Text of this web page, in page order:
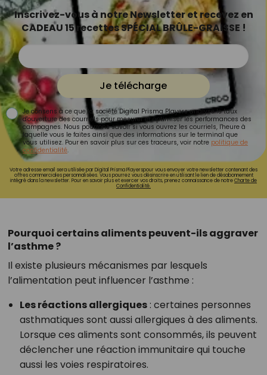
Inscrivez-vous à notre Newsletter et recevez en
CADEAU 15 recettes SPÉCIAL BRÛLE-GRAISSE !
Je télécharge
Je consens à ce que la société Digital Prisma Players analyse le taux
d'ouverture des courriels pour mesurer et optimiser les performances des
campagnes. Nous pourrons savoir si vous ouvrez les courriels, l'heure à
laquelle vous le faites ainsi que des informations sur le terminal que
vous utilisez. Pour en savoir plus sur ces traceurs, voir notre politique de
confidentialité.
Votre adresse email sera utilisée par Digital Prisma Playerspour vous envoyer votre newsletter contenant des
offres commerciales personnalisées. Vous pourrez vous désinscrire en utilisant le lien de désabonnement
intégré dans la newsletter. Pour en savoir plus et exercer vos droits, prenez connaissance de notreCharte de
Confidentialité.
Pourquoi certains aliments peuvent-ils aggraver
l’asthme ?
Il existe plusieurs mécanismes par lesquels
l’alimentation peut influencer l’asthme :
Les réactions allergiques: certaines personnes
asthmatiques sont aussi allergiques à des aliments.
Lorsque ces aliments sont consommés, ils peuvent
déclencher une réaction immunitaire qui touche
aussi les voies respiratoires.